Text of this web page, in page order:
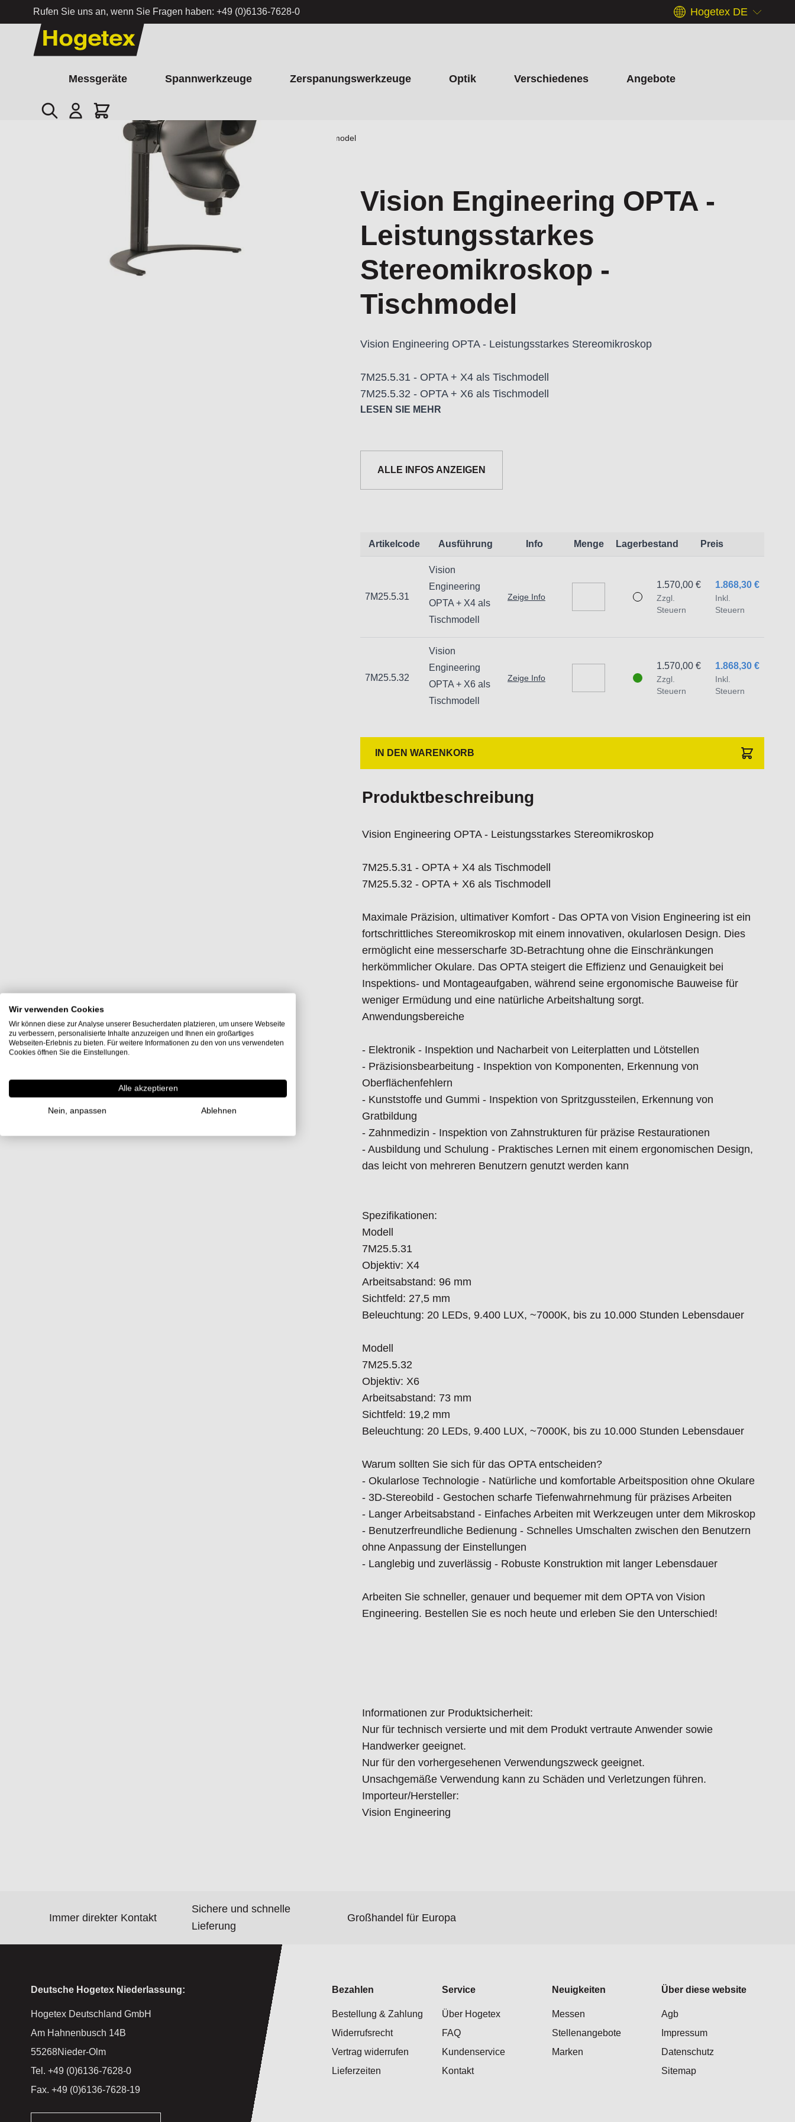
Rufen Sie uns an, wenn Sie Fragen haben: +49 (0)6136-7628-0 Hogetex DE
Zum Inhalt springen
Messgeräte Spannwerkzeuge Zerspanungswerkzeuge Optik Verschiedenes Angebote
Suche Cart
Vision Engineering OPTA - Leistungsstarkes Stereomikroskop - Tischmodel
Vision Engineering OPTA -
Leistungsstarkes
Stereomikroskop -
Tischmodel
Vision Engineering OPTA - Leistungsstarkes Stereomikroskop
7M25.5.31 - OPTA + X4 als Tischmodell
7M25.5.32 - OPTA + X6 als Tischmodell
herkömmlicher Okulare. Das OPTA steigert die Effizienz und Genauigkeit bei
Inspektions- und Montageaufgaben, während seine ergonomische Bauweise für
- Präzisionsbearbeitung - Inspektion von Komponenten, Erkennung von
Oberflächenfehlern
- Kunststoffe und Gummi - Inspektion von Spritzgussteilen, Erkennung von
- Ausbildung und Schulung - Praktisches Lernen mit einem ergonomischen Design,
das leicht von mehreren Benutzern genutzt werden kann
7M25.5.31
Arbeitsabstand: 96 mm
7M25.5.32
Objektiv: X6
Sichtfeld: 19,2 mm
Beleuchtung: 20 LEDs, 9.400 LUX, ~7000K, bis zu 10.000 Stunden Lebensdauer
Warum sollten Sie sich für das OPTA entscheiden?
- Okularlose Technologie - Natürliche und komfortable Arbeitsposition ohne Okulare
- 3D-Stereobild - Gestochen scharfe Tiefenwahrnehmung für präzises Arbeiten
- Langer Arbeitsabstand - Einfaches Arbeiten mit Werkzeugen unter dem Mikroskop
ohne Anpassung der Einstellungen
- Langlebig und zuverlässig - Robuste Konstruktion mit langer Lebensdauer
Arbeiten Sie schneller, genauer und bequemer mit dem OPTA von Vision
Engineering. Bestellen Sie es noch heute und erleben Sie den Unterschied!
Informationen zur Produktsicherheit:
Nur für technisch versierte und mit dem Produkt vertraute Anwender sowie
Handwerker geeignet.
Nur für den vorhergesehenen Verwendungszweck geeignet.
Unsachgemäße Verwendung kann zu Schäden und Verletzungen führen.
Importeur/Hersteller:
Vision Engineering
LESEN SIE MEHR
ALLE INFOS ANZEIGEN
Artikelcode Ausführung Info Menge Lagerbestand Preis
7M25.5.31
Vision
Engineering
OPTA + X4 als
Tischmodell
Zeige Info
1.868,30 €
Inkl.
Steuern
1.570,00 €
Zzgl.
Steuern
7M25.5.32
Vision
Engineering
OPTA + X6 als
Tischmodell
Zeige Info
1.868,30 €
Inkl.
Steuern
1.570,00 €
Zzgl.
Steuern
IN DEN WARENKORB
Produktbeschreibung
Vision Engineering OPTA - Leistungsstarkes Stereomikroskop
7M25.5.31 - OPTA + X4 als Tischmodell
7M25.5.32 - OPTA + X6 als Tischmodell
Maximale Präzision, ultimativer Komfort - Das OPTA von Vision Engineering ist ein
fortschrittliches Stereomikroskop mit einem innovativen, okularlosen Design. Dies
ermöglicht eine messerscharfe 3D-Betrachtung ohne die Einschränkungen
herkömmlicher Okulare. Das OPTA steigert die Effizienz und Genauigkeit bei
Inspektions- und Montageaufgaben, während seine ergonomische Bauweise für
weniger Ermüdung und eine natürliche Arbeitshaltung sorgt.
Anwendungsbereiche
- Elektronik - Inspektion und Nacharbeit von Leiterplatten und Lötstellen
- Präzisionsbearbeitung - Inspektion von Komponenten, Erkennung von
Oberflächenfehlern
- Kunststoffe und Gummi - Inspektion von Spritzgussteilen, Erkennung von
Gratbildung
- Zahnmedizin - Inspektion von Zahnstrukturen für präzise Restaurationen
- Ausbildung und Schulung - Praktisches Lernen mit einem ergonomischen Design,
das leicht von mehreren Benutzern genutzt werden kann
Spezifikationen:
Modell
7M25.5.31
Objektiv: X4
Arbeitsabstand: 96 mm
Sichtfeld: 27,5 mm
Beleuchtung: 20 LEDs, 9.400 LUX, ~7000K, bis zu 10.000 Stunden Lebensdauer
Modell
7M25.5.32
Objektiv: X6
Arbeitsabstand: 73 mm
Sichtfeld: 19,2 mm
Beleuchtung: 20 LEDs, 9.400 LUX, ~7000K, bis zu 10.000 Stunden Lebensdauer
Warum sollten Sie sich für das OPTA entscheiden?
- Okularlose Technologie - Natürliche und komfortable Arbeitsposition ohne Okulare
- 3D-Stereobild - Gestochen scharfe Tiefenwahrnehmung für präzises Arbeiten
- Langer Arbeitsabstand - Einfaches Arbeiten mit Werkzeugen unter dem Mikroskop
- Benutzerfreundliche Bedienung - Schnelles Umschalten zwischen den Benutzern
ohne Anpassung der Einstellungen
- Langlebig und zuverlässig - Robuste Konstruktion mit langer Lebensdauer
Arbeiten Sie schneller, genauer und bequemer mit dem OPTA von Vision
Engineering. Bestellen Sie es noch heute und erleben Sie den Unterschied!
Informationen zur Produktsicherheit:
Nur für technisch versierte und mit dem Produkt vertraute Anwender sowie
Handwerker geeignet.
Nur für den vorhergesehenen Verwendungszweck geeignet.
Unsachgemäße Verwendung kann zu Schäden und Verletzungen führen.
Importeur/Hersteller:
Vision Engineering
Immer direkter Kontakt
Sichere und schnelle
Lieferung
Großhandel für Europa
Deutsche Hogetex Niederlassung:
Hogetex Deutschland GmbH
Am Hahnenbusch 14B
55268Nieder-Olm
Tel. +49 (0)6136-7628-0
Fax. +49 (0)6136-7628-19
Bezahlen
Bestellung & Zahlung
Widerrufsrecht
Vertrag widerrufen
Lieferzeiten
Service
Über Hogetex
FAQ
Kundenservice
Kontakt
Neuigkeiten
Messen
Stellenangebote
Marken
Über diese website
Agb
Impressum
Datenschutz
Sitemap
Wir verwenden Cookies
Wir können diese zur Analyse unserer Besucherdaten platzieren, um unsere Webseite
zu verbessern, personalisierte Inhalte anzuzeigen und Ihnen ein großartiges
Webseiten-Erlebnis zu bieten. Für weitere Informationen zu den von uns verwendeten
Cookies öffnen Sie die Einstellungen.
Alle akzeptieren
Nein, anpassen Ablehnen